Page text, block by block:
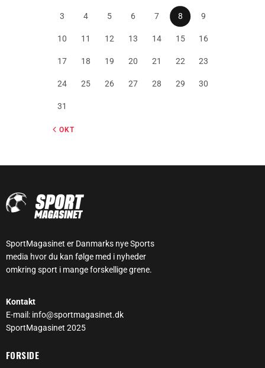
3 4 5 6 7 8 9
10 11 12 13 14 15 16
17 18 19 20 21 22 23
24 25 26 27 28 29 30
31
« OKT
SportMagasinet er Danmarks nye Sports
media hvor du kan følge med i nyheder
omkring sport i mange forskellige grene.
Kontakt
E-mail: info@sportmagasinet.dk
SportMagasinet 2025
FORSIDE